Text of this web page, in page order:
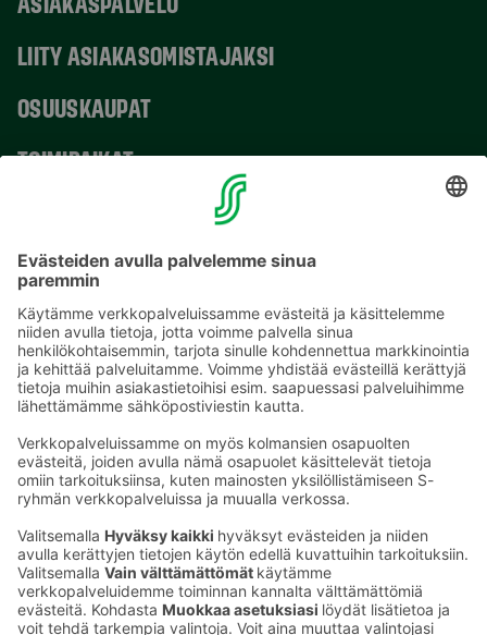
LIITY ASIAKASOMISTAJAKSI
OSUUSKAUPAT
TOIMIPAIKAT
Sähköpostiosoitteet S-ryhmässä ovat muotoa
etunimi.sukunimi@sok.fi
Seuraa meitä: